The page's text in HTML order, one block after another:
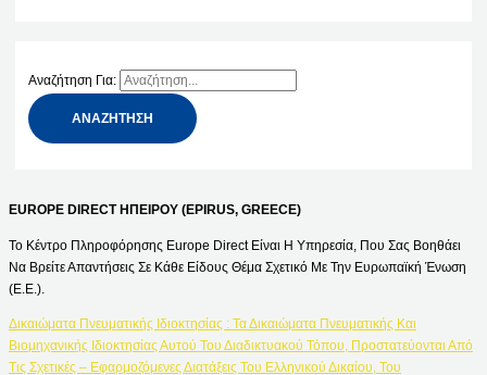
Αναζήτηση Για:
EUROPE DIRECT ΗΠΕΙΡΟΥ (EPIRUS, GREECE)
Το Κέντρο Πληροφόρησης Europe Direct Είναι Η Υπηρεσία, Που Σας Βοηθάει
Να Βρείτε Απαντήσεις Σε Κάθε Είδους Θέμα Σχετικό Με Την Ευρωπαϊκή Ένωση
(Ε.Ε.).
Δικαιώματα Πνευματικής Ιδιοκτησίας : Τα Δικαιώματα Πνευματικής Και
Βιομηχανικής Ιδιοκτησίας Αυτού Του Διαδικτυακού Τόπου, Προστατεύονται Από
Τις Σχετικές – Εφαρμοζόμενες Διατάξεις Του Ελληνικού Δικαίου, Του